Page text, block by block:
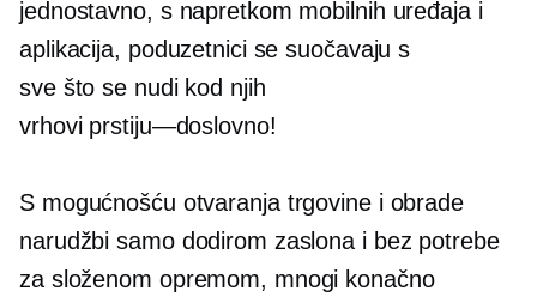
jednostavno, s napretkom mobilnih uređaja i
aplikacija, poduzetnici se suočavaju s
sve što se nudi kod njih
vrhovi prstiju—doslovno!
S mogućnošću otvaranja trgovine i obrade
narudžbi samo dodirom zaslona i bez potrebe
za složenom opremom, mnogi konačno